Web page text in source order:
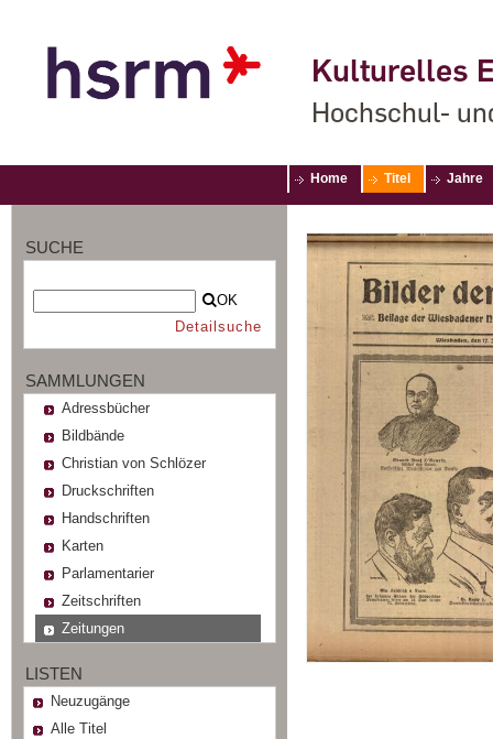
Kulturelles
Hochschul-
Home Titel Jahre
SUCHE
OK
Detailsuche
SAMMLUNGEN
Adressbücher
Bildbände
Christian von Schlözer
Druckschriften
Handschriften
Karten
Parlamentarier
Zeitschriften
Zeitungen
LISTEN
Neuzugänge
Alle Titel